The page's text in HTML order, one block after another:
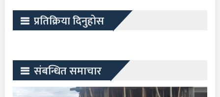
प्रतिक्रिया दिनुहोस
संबन्धित समाचार